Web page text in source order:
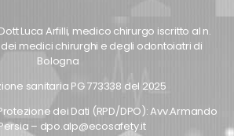
Luca Arfilli, medico chirurgo iscritto al n.
dei medici chirurghi e degli odontoiatri di
Bologna
sanitaria PG 773338 del 2025
dei Dati (RPD/DPO): Avv.Armando
– dpo.alp@ecosafety.it